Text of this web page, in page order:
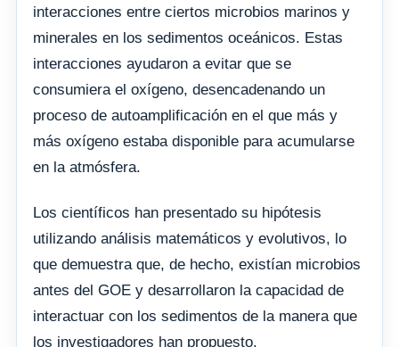
interacciones entre ciertos microbios marinos y
minerales en los sedimentos oceánicos. Estas
interacciones ayudaron a evitar que se
consumiera el oxígeno, desencadenando un
proceso de autoamplificación en el que más y
más oxígeno estaba disponible para acumularse
en la atmósfera.
Los científicos han presentado su hipótesis
utilizando análisis matemáticos y evolutivos, lo
que demuestra que, de hecho, existían microbios
antes del GOE y desarrollaron la capacidad de
interactuar con los sedimentos de la manera que
los investigadores han propuesto.